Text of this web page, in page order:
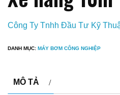
Công Ty Tnhh Đầu Tư Kỹ
DANH MỤC: MÁY BƠM CÔNG NGHIỆP
MÔ TẢ